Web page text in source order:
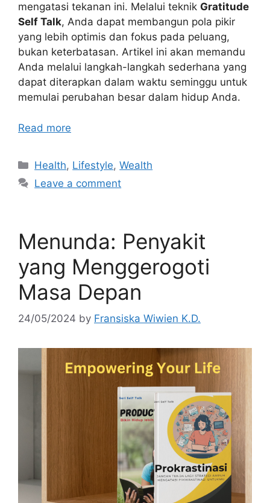
mengatasi tekanan ini. Melalui teknik Gratitude
Self Talk, Anda dapat membangun pola pikir
yang lebih optimis dan fokus pada peluang,
bukan keterbatasan. Artikel ini akan memandu
Anda melalui langkah-langkah sederhana yang
dapat diterapkan dalam waktu seminggu untuk
memulai perubahan besar dalam hidup Anda.
Read more
Categories
Health, Lifestyle,Wealth
Leave a comment
Menunda: Penyakit
yang Menggerogoti
Masa Depan
24/05/2024 by Fransiska Wiwien K.D.